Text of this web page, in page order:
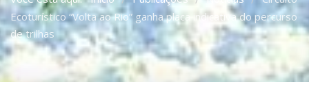
Ecoturístico “Volta ao Rio” ganha placa indicativa do percurso
de trilhas